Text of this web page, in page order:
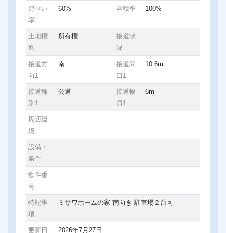
建ぺい
率
60% 容積率 100%
土地権
利
所有権
接道状
況
接道方
向1
南
接道間
口1
10.6m
接道種
別1
公道
接道幅
員1
6m
周辺環
境
設備・
条件
物件番
号
特記事
項
ミサワホームの家 南向き 駐車場２台可
更新日 2026年7月27日